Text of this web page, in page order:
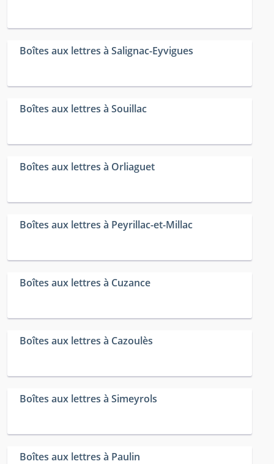
Boîtes aux lettres à Salignac-Eyvigues
Boîtes aux lettres à Souillac
Boîtes aux lettres à Orliaguet
Boîtes aux lettres à Peyrillac-et-Millac
Boîtes aux lettres à Cuzance
Boîtes aux lettres à Cazoulès
Boîtes aux lettres à Simeyrols
Boîtes aux lettres à Paulin